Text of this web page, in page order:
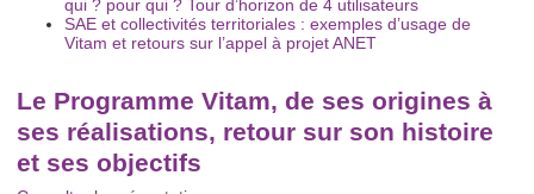
qui ? pour qui ? Tour d’horizon de 4 utilisateurs
SAE et collectivités territoriales : exemples d’usage de
Vitam et retours sur l’appel à projet ANET
Le Programme Vitam, de ses origines à
ses réalisations, retour sur son histoire
et ses objectifs